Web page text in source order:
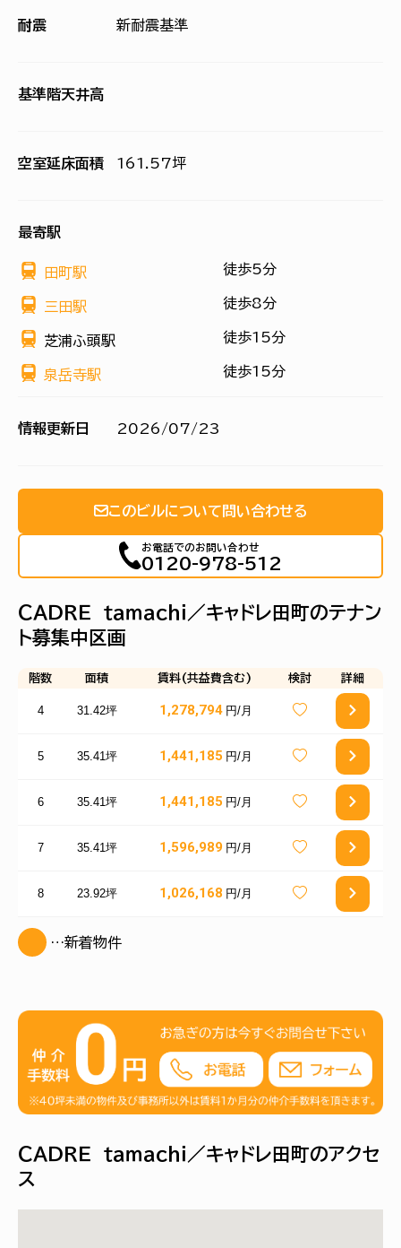
耐震 新耐震基準
基準階天井高
空室延床面積 161.57坪
最寄駅
田町駅 徒歩5分
三田駅 徒歩8分
芝浦ふ頭駅 徒歩15分
泉岳寺駅 徒歩15分
情報更新日 2026/07/23
このビルについて問い合わせる
お電話でのお問い合わせ
0120-978-512
ＣＡＤＲＥ ｔａｍａｃｈｉ／キャドレ田町のテナン
ト募集中区画
階数 面積 賃料(共益費含む) 検討 詳細
4 31.42坪 1,278,794 円/月
5 35.41坪 1,441,185 円/月
6 35.41坪 1,441,185 円/月
7 35.41坪 1,596,989 円/月
8 23.92坪 1,026,168 円/月
…新着物件
ＣＡＤＲＥ ｔａｍａｃｈｉ／キャドレ田町のアクセ
ス